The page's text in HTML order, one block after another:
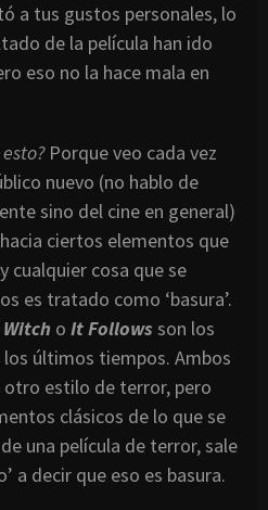
a tus gustos personales, lo
de la película han ido
eso no la hace mala en
Porque veo cada vez
nuevo (no hablo de
sino del cine en general)
ciertos elementos que
cualquier cosa que se
es tratado como ‘basura’.
o It Followsson los
últimos tiempos. Ambos
estilo de terror, pero
clásicos de lo que se
una película de terror, sale
a decir que eso es basura.